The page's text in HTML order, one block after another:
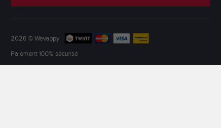
2026 © Wevappy
Paiement 100% sécurisé